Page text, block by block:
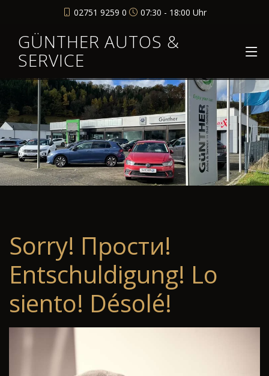
02751 9259 0 07:30 - 18:00 Uhr
GÜNTHER AUTOS &
SERVICE
Sorry! Прости!
Entschuldigung! Lo
siento! Désolé!